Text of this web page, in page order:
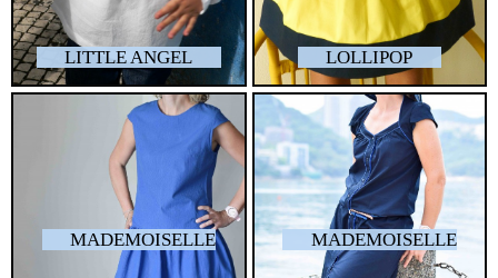
LITTLE ANGEL LOLLIPOP
MADEMOISELLE MADEMOISELLE